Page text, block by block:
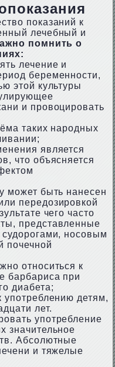
показаний к
лечебный и
помнить о
лечение и
беременности,
этой культуры
и провоцировать
таких народных
является
что объясняется
может быть нанесен
передозировкой
чего часто
представленные
носовым
почечной
относиться к
барбариса при
диабета;
употреблению детям,
лет.
употребление
значительное
Абсолютные
и тяжелые